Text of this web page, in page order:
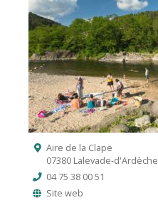
Aire de la Clape
07380 Lalevade-d'Ardèche
04 75 38 00 51
Site web